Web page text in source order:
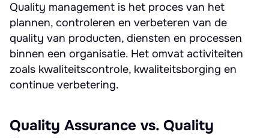
Quality management is het proces van het
plannen, controleren en verbeteren van de
quality van producten, diensten en processen
binnen een organisatie. Het omvat activiteiten
zoals kwaliteitscontrole, kwaliteitsborging en
continue verbetering.
Quality Assurance vs. Quality